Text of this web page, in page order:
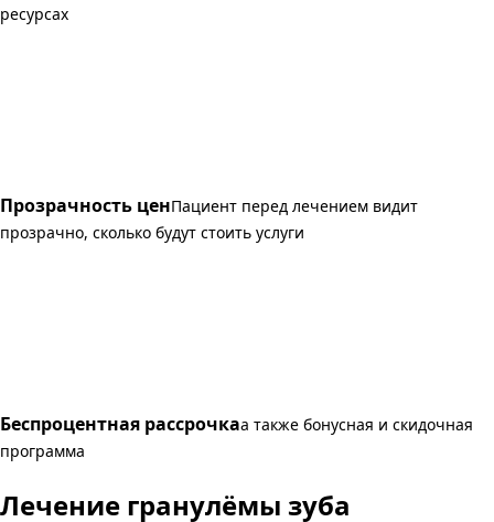
ресурсах
Прозрачность ценПациент перед лечением видит
прозрачно, сколько будут стоить услуги
Беспроцентная рассрочкаа также бонусная и скидочная
программа
Лечение гранулёмы зуба